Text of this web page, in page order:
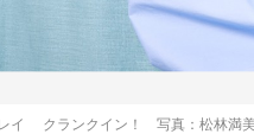
イ クランクイン！ 写真：松林満